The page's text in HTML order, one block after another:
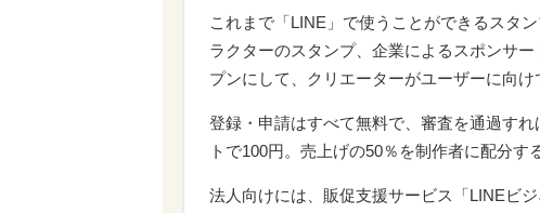
これまで「LINE」で使うことができるスタ
ラクターのスタンプ、企業によるスポンサ
プンにして、クリエーターがユーザーに向
登録・申請はすべて無料で、審査を通過す
トで100円。売上げの50％を制作者に配分する
法人向けには、販促支援サービス「LINEビ